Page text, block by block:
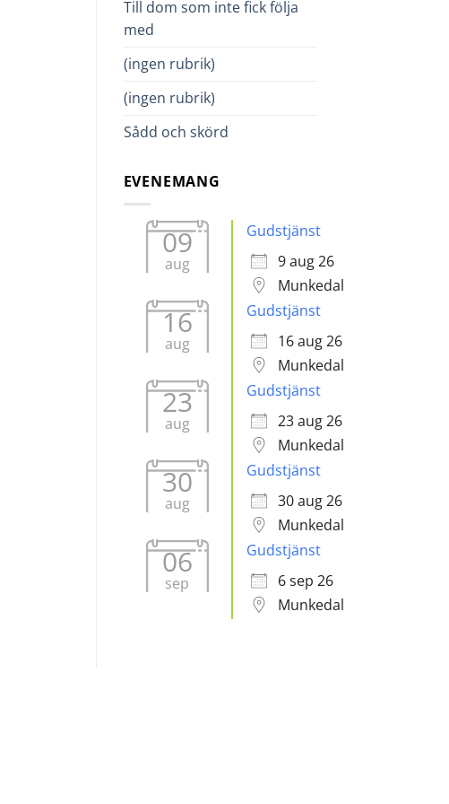
Till dom som inte fick följa
med
(ingen rubrik)
(ingen rubrik)
Sådd och skörd
EVENEMANG
09
aug
Gudstjänst
9 aug 26
Munkedal
16
aug
Gudstjänst
16 aug 26
Munkedal
23
aug
Gudstjänst
23 aug 26
Munkedal
30
aug
Gudstjänst
30 aug 26
Munkedal
06
sep
Gudstjänst
6 sep 26
Munkedal